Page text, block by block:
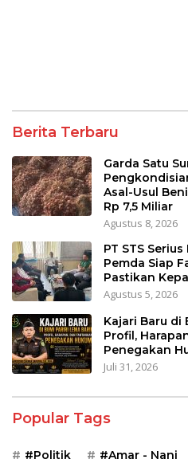
Berita Terbaru
Garda Satu
Asal-Usul
Rp 7,5 Miliar
Agustus 8, 2026
PT STS
Pemda Siap
Pastikan
Agustus 5, 2026
Kajari Baru di
Profil,
Penegakan
Juli 31, 2026
Popular Tags
#Politik #Amar - Nani